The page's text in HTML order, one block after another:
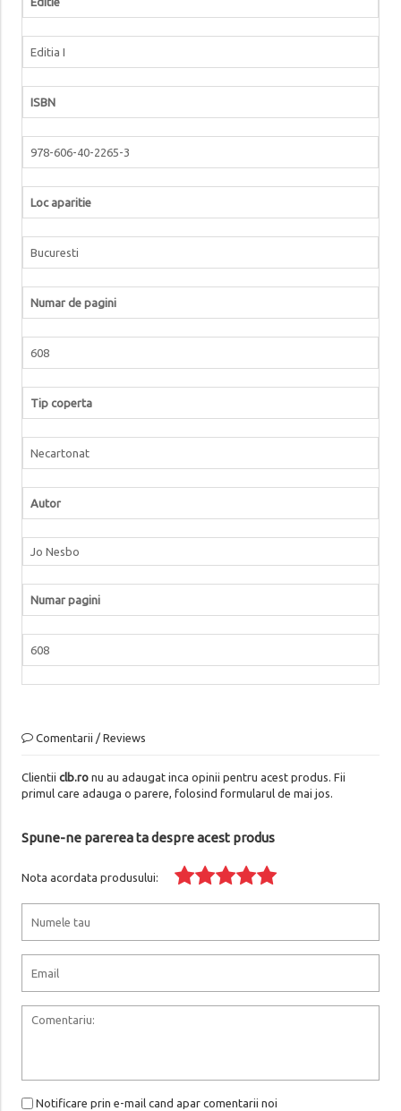
Editia I
ISBN
978-606-40-2265-3
Loc aparitie
Bucuresti
Numar de pagini
608
Tip coperta
Necartonat
Autor
Jo Nesbo
Numar pagini
608
Comentarii / Reviews
Clientii clb.ronu au adaugat inca opinii pentru acest produs. Fii
primul care adauga o parere, folosind formularul de mai jos.
Spune-ne parerea ta despre acest produs
Nota acordata produsului:
Notificare prin e-mail cand apar comentarii noi